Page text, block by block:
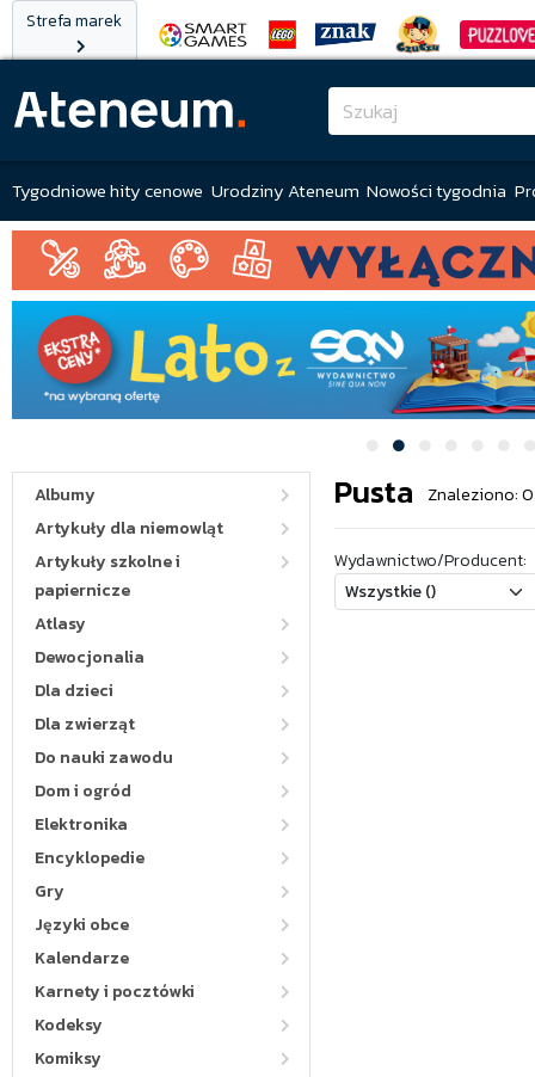
Strefa marek
Tygodniowe hity cenowe Urodziny Ateneum Nowości tygodnia
Albumy
Artykuły dla niemowląt
Artykuły szkolne i
papiernicze
Atlasy
Dewocjonalia
Dla dzieci
Dla zwierząt
Do nauki zawodu
Dom i ogród
Elektronika
Encyklopedie
Gry
Języki obce
Kalendarze
Karnety i pocztówki
Kodeksy
Komiksy
Pusta Znaleziono:
Wydawnictwo/Producent: